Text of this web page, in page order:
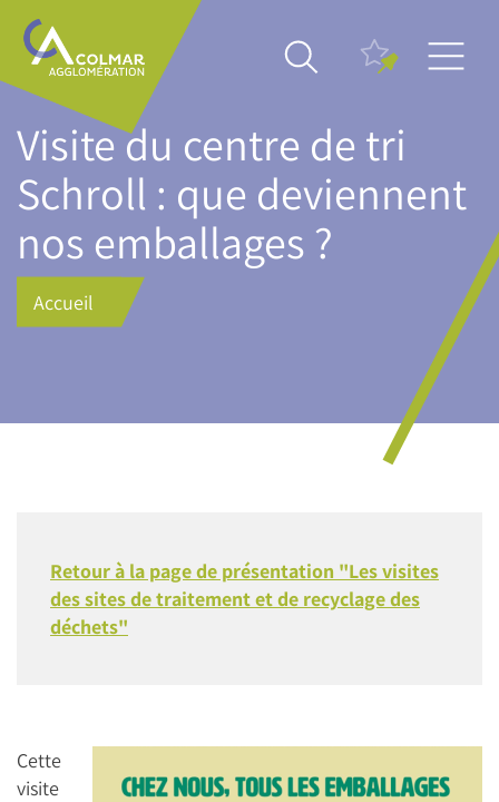
Aller
contenu
principal
Main
navigation
Visite du centre de tri
Schroll : que deviennent
nos emballages ?
Accueil
Retour à la page de présentation "Les visites
des sites de traitement et de recyclage des
déchets"
Cette
visite